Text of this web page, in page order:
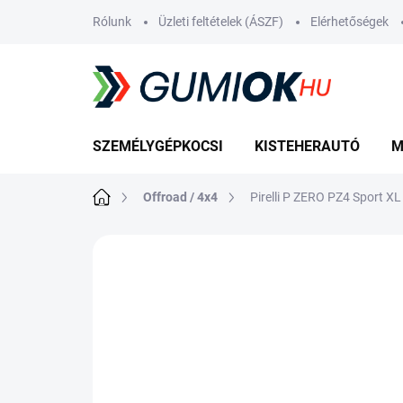
Rólunk Üzleti feltételek (ÁSZF) Elérhetőségek
SZEMÉLYGÉPKOCSI KISTEHERAUTÓ
KezdőlapOffroad / 4x4 Pirelli P ZERO PZ4 Sport